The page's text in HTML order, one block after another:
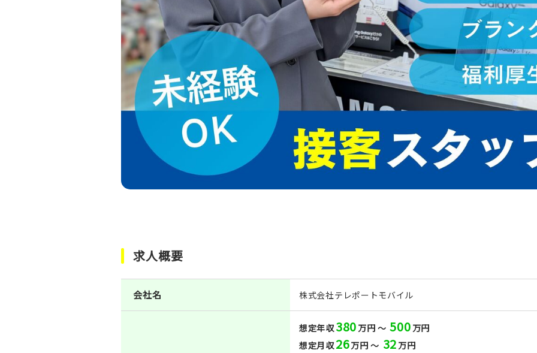
求人概要
会社名 株式会社テレポートモバイル
想定年収380 万円 ～ 500 万円
想定月収26万円 ～ 32 万円